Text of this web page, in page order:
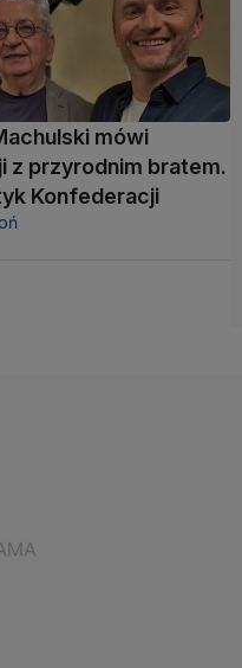
mówi
z przyrodnim bratem.
Konfederacji